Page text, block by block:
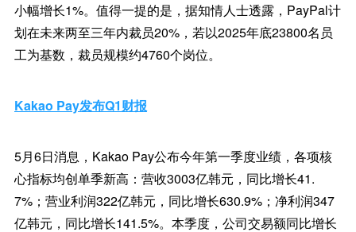
小幅增长1%。值得一提的是，据知情人士透露，PayPal计
划在未来两至三年内裁员20%，若以2025年底23800名员
工为基数，裁员规模约4760个岗位。
Kakao Pay发布Q1财报
5月6日消息，Kakao Pay公布今年第一季度业绩，各项核
心指标均创单季新高：营收3003亿韩元，同比增长41.
7%；营业利润322亿韩元，同比增长630.9%；净利润347
亿韩元，同比增长141.5%。本季度，公司交易额同比增长